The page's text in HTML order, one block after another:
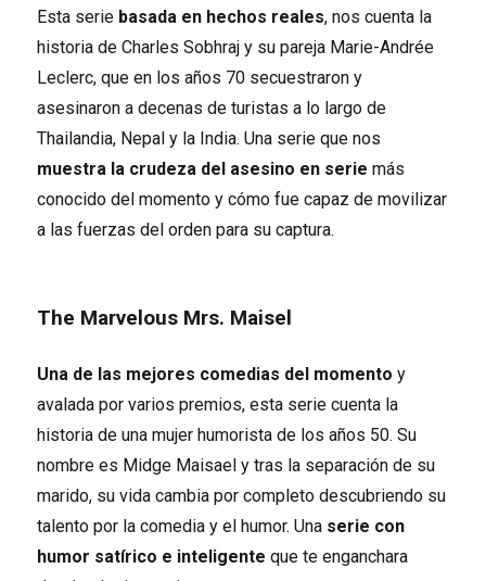
Esta serie basada en hechos reales, nos cuenta la
historia de Charles Sobhraj y su pareja Marie-Andrée
Leclerc, que en los años 70 secuestraron y
asesinaron a decenas de turistas a lo largo de
Thailandia, Nepal y la India. Una serie que nos
muestra la crudeza del asesino en serie más
conocido del momento y cómo fue capaz de movilizar
a las fuerzas del orden para su captura.
The Marvelous Mrs. Maisel
Una de las mejores comedias del momento y
avalada por varios premios, esta serie cuenta la
historia de una mujer humorista de los años 50. Su
nombre es Midge Maisael y tras la separación de su
marido, su vida cambia por completo descubriendo su
talento por la comedia y el humor. Una serie con
humor satírico e inteligente que te enganchara